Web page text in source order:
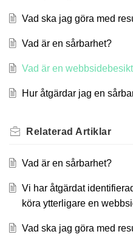
Vad ska jag göra med
Vad är en sårbarhet?
Vad är en
Hur åtgärdar jag en
Relaterad Artiklar
Vad är en sårbarhet?
Vi har åtgärdat
köra ytterligare en
Vad ska jag göra med